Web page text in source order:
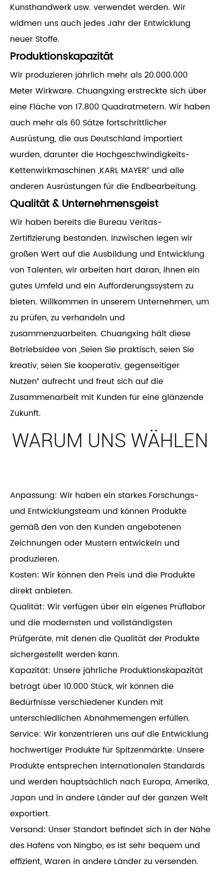
Kunsthandwerk usw. verwendet werden. Wir
widmen uns auch jedes Jahr der Entwicklung
neuer Stoffe.
Produktionskapazität
Wir produzieren jährlich mehr als 20.000.000
Meter Wirkware. Chuangxing erstreckte sich über
eine Fläche von 17.800 Quadratmetern. Wir haben
auch mehr als 60 Sätze fortschrittlicher
Ausrüstung, die aus Deutschland importiert
wurden, darunter die Hochgeschwindigkeits-
Kettenwirkmaschinen „KARL MAYER“ und alle
anderen Ausrüstungen für die Endbearbeitung.
Qualität & Unternehmensgeist
Wir haben bereits die Bureau Veritas-
Zertifizierung bestanden. Inzwischen legen wir
großen Wert auf die Ausbildung und Entwicklung
von Talenten, wir arbeiten hart daran, ihnen ein
gutes Umfeld und ein Aufforderungssystem zu
bieten. Willkommen in unserem Unternehmen, um
zu prüfen, zu verhandeln und
zusammenzuarbeiten. Chuangxing hält diese
Betriebsidee von „Seien Sie praktisch, seien Sie
kreativ, seien Sie kooperativ, gegenseitiger
Nutzen“ aufrecht und freut sich auf die
Zusammenarbeit mit Kunden für eine glänzende
Zukunft.
WARUM UNS WÄHLEN
Anpassung: Wir haben ein starkes Forschungs-
und Entwicklungsteam und können Produkte
gemäß den von den Kunden angebotenen
Zeichnungen oder Mustern entwickeln und
produzieren.
Kosten: Wir können den Preis und die Produkte
direkt anbieten.
Qualität: Wir verfügen über ein eigenes Prüflabor
und die modernsten und vollständigsten
Prüfgeräte, mit denen die Qualität der Produkte
sichergestellt werden kann.
Kapazität: Unsere jährliche Produktionskapazität
beträgt über 10.000 Stück, wir können die
Bedürfnisse verschiedener Kunden mit
unterschiedlichen Abnahmemengen erfüllen.
Service: Wir konzentrieren uns auf die Entwicklung
hochwertiger Produkte für Spitzenmärkte. Unsere
Produkte entsprechen internationalen Standards
und werden hauptsächlich nach Europa, Amerika,
Japan und in andere Länder auf der ganzen Welt
exportiert.
Versand: Unser Standort befindet sich in der Nähe
des Hafens von Ningbo, es ist sehr bequem und
effizient, Waren in andere Länder zu versenden.